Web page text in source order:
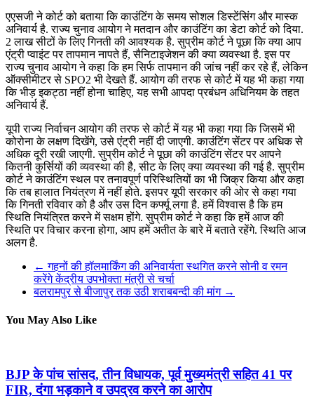
एएसजी ने कोर्ट को बताया कि काउंटिंग के समय सोशल डिस्टेंसिंग और मास्क
अनिवार्य है. राज्य चुनाव आयोग ने मतदान और काउंटिंग का डेटा कोर्ट को दिया.
2 लाख सीटों के लिए गिनती की आवश्यक है. सुप्रीम कोर्ट ने पूछा कि क्या आप
एंट्री प्वाइंट पर तापमान नापते हैं, सैनिटाइजेशन की क्या व्यवस्था है. इस पर
राज्य चुनाव आयोग ने कहा कि हम सिर्फ तापमान की जांच नहीं कर रहे हैं, लेकिन
ऑक्सीमीटर से SPO2 भी देखते हैं. आयोग की तरफ से कोर्ट में यह भी कहा गया
कि भीड़ इकट्ठा नहीं होना चाहिए, यह सभी आपदा प्रबंधन अधिनियम के तहत
अनिवार्य हैं.
यूपी राज्य निर्वाचन आयोग की तरफ से कोर्ट में यह भी कहा गया कि जिसमें भी
कोरोना के लक्षण दिखेंगे, उसे एंट्री नहीं दी जाएगी. काउंटिंग सेंटर पर अधिक से
अधिक दूरी रखी जाएगी. सुप्रीम कोर्ट ने पूछा की काउंटिंग सेंटर पर आपने
कितनी कुर्सियों की व्यवस्था की है, सीट के लिए क्या व्यवस्था की गई है. सुप्रीम
कोर्ट ने काउंटिंग स्थल पर तनावपूर्ण परिस्थितियों का भी जिक्र किया और कहा
कि तब हालात नियंत्रण में नहीं होते. इसपर यूपी सरकार की ओर से कहा गया
कि गिनती रविवार को है और उस दिन कर्फ्यू लगा है. हमें विश्वास है कि हम
स्थिति नियंत्रित करने में सक्षम होंगे. सुप्रीम कोर्ट ने कहा कि हमें आज की
स्थिति पर विचार करना होगा, आप हमें अतीत के बारे में बताते रहेंगे. स्थिति आज
अलग है.
← गहनों की हॉलमार्किंग की अनिवार्यता स्थगित करने सोनी व रमन
करेंगे केंद्रीय उपभोक्ता मंत्री से चर्चा
बलरामपुर से बीजापुर तक उठी शराबबन्दी की मांग →
You May Also Like
BJP के पांच सांसद, तीन विधायक, पूर्व मुख्यमंत्री सहित 41 पर
FIR, दंगा भड़काने व उपद्रव करने का आरोप